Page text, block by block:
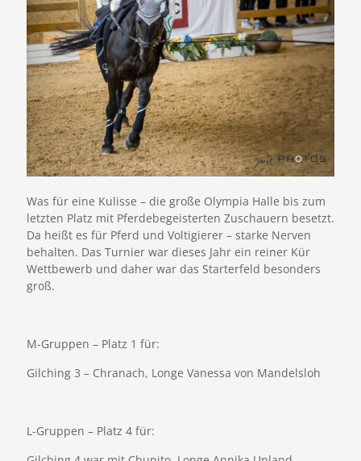
Was für eine Kulisse – die große Olympia Halle bis zum
letzten Platz mit Pferdebegeisterten Zuschauern besetzt.
Da heißt es für Pferd und Voltigierer – starke Nerven
behalten. Das Turnier war dieses Jahr ein reiner Kür
Wettbewerb und daher war das Starterfeld besonders
groß.
M-Gruppen – Platz 1 für:
Gilching 3 – Chranach, Longe Vanessa von Mandelsloh
L-Gruppen – Platz 4 für: